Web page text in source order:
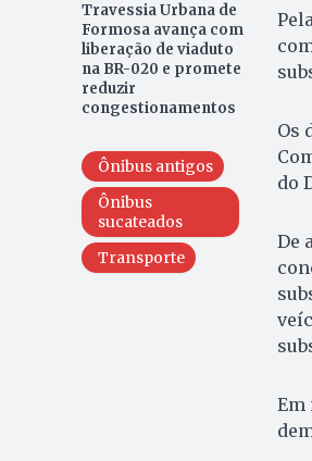
Travessia Urbana de
Formosa avança com
liberação de viaduto
na BR-020 e promete
reduzir
congestionamentos
Ônibus antigos
Ônibus
sucateados
Transporte
Os
do
De
Em